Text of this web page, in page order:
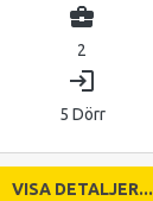
business_center
2
login
5 Dörr
VISA DETALJER...